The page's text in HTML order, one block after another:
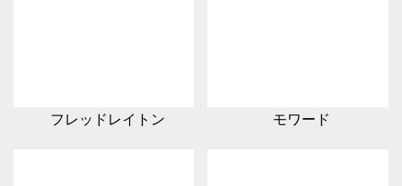
フレッドレイトン モワード